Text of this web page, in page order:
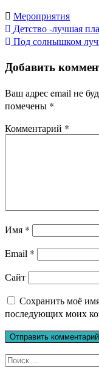
Мероприятия
Навигация
по
записям
Детство -лучшая
Под солнышком
Добавить
Ваш адрес email не
помечены *
Комментарий *
Имя *
Email *
Сайт
Сохранить моё
последующих моих
Искать: